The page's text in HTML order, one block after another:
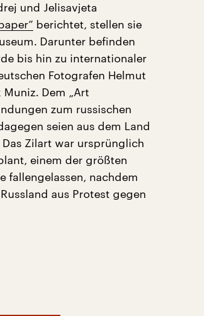
und Jelisavjeta
berichtet, stellen sie
Darunter befinden
bis hin zu internationaler
Fotografen Helmut
Dem „Art
zum russischen
seien aus dem Land
Zilart war ursprünglich
einem der größten
fallengelassen, nachdem
aus Protest gegen